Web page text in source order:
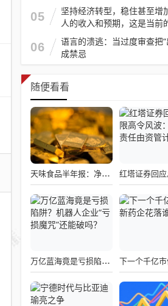
05
坚持经济转型，稳住甚至增
人的收入和预期，这是当前
06
语言的溃逃：当过度审查把“
成禁忌
随便看看
天味食品半年报：净利下滑23%，下半年需狂揽26亿救命钱！
万亿蓝海竟是亏损陷阱？机器人企业“亏损魔咒”还能破吗？